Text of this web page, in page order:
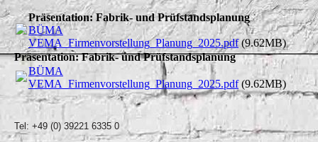
Präsentation: Fabrik- und Prüfstandsplanung
BÜMA
VEMA_Firmenvorstellung_Planung_2025.pdf(9.62MB)
Präsentation: Fabrik- und Prüfstandsplanung
BÜMA
VEMA_Firmenvorstellung_Planung_2025.pdf(9.62MB)
Tel: +49 (0) 39221 6335 0